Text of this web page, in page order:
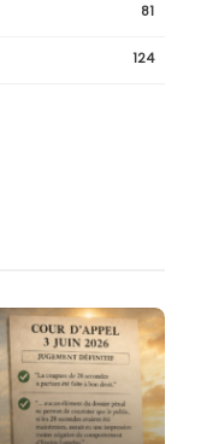
81
124